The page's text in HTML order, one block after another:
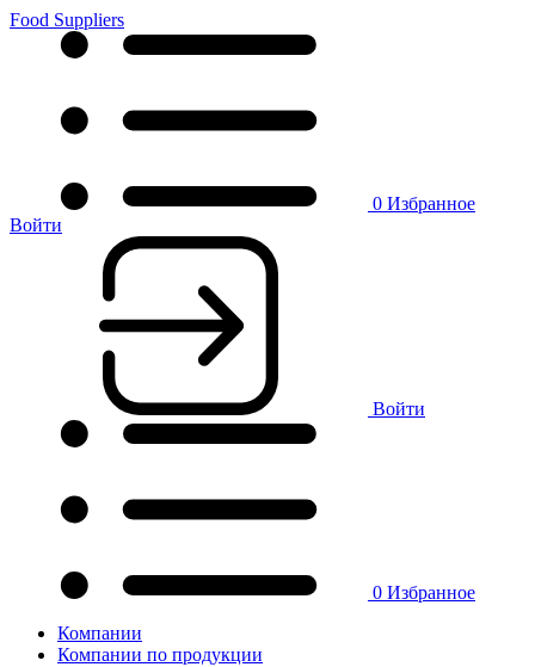
Food Suppliers
0 Избранное
Войти
Войти
0 Избранное
Компании
Компании по продукции